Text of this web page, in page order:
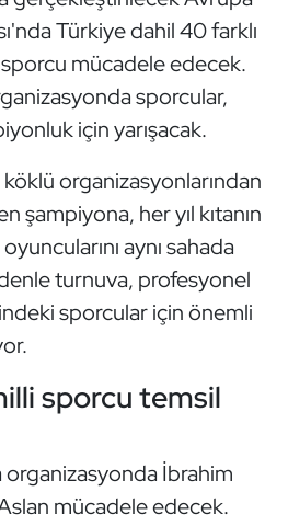
Türkiye dahil 40 farklı
mücadele edecek.
sporcular,
için yarışacak.
organizasyonlarından
şampiyona, her yıl kıtanın
aynı sahada
turnuva, profesyonel
sporcular için önemli
sporcu temsil
organizasyonda İbrahim
mücadele edecek.